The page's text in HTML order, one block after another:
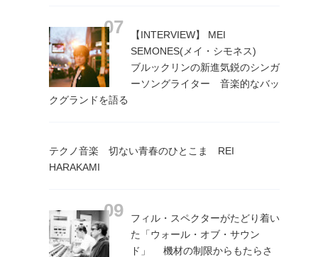
【INTERVIEW】 MEI
SEMONES(メイ・シモネス)
ブルックリンの新進気鋭のシンガ
ーソングライター 音楽的なバッ
クグランドを語る
テクノ音楽 切ない青春のひとこま REI
HARAKAMI
フィル・スペクターがたどり着い
た「ウォール・オブ・サウン
ド」 機材の制限からもたらさ